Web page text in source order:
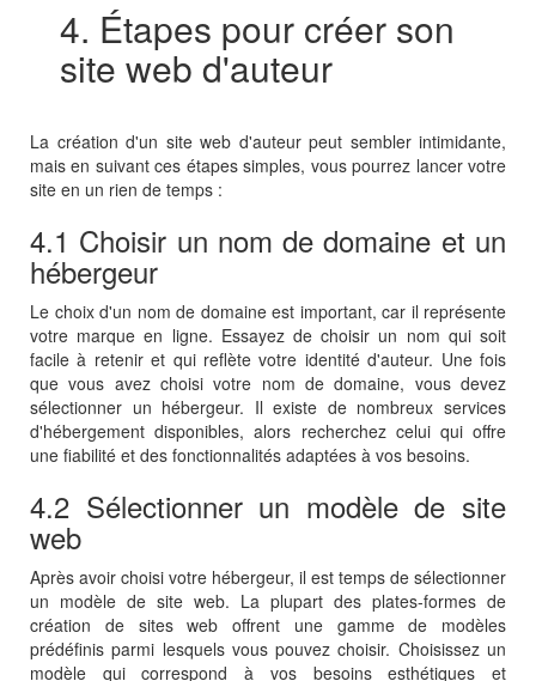
4. Étapes pour créer son
site web d'auteur
La création d'un site web d'auteur peut sembler intimidante,
mais en suivant ces étapes simples, vous pourrez lancer votre
site en un rien de temps :
4.1 Choisir un nom de domaine et un
hébergeur
Le choix d'un nom de domaine est important, car il représente
votre marque en ligne. Essayez de choisir un nom qui soit
facile à retenir et qui reflète votre identité d'auteur. Une fois
que vous avez choisi votre nom de domaine, vous devez
sélectionner un hébergeur. Il existe de nombreux services
d'hébergement disponibles, alors recherchez celui qui offre
une fiabilité et des fonctionnalités adaptées à vos besoins.
4.2 Sélectionner un modèle de site
web
Après avoir choisi votre hébergeur, il est temps de sélectionner
un modèle de site web. La plupart des plates-formes de
création de sites web offrent une gamme de modèles
prédéfinis parmi lesquels vous pouvez choisir. Choisissez un
modèle qui correspond à vos besoins esthétiques et